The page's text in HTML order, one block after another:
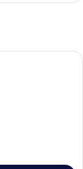
ブルルーム | WiFi (